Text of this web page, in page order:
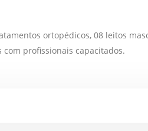
ortopédicos, 08 leitos
profissionais capacitados.